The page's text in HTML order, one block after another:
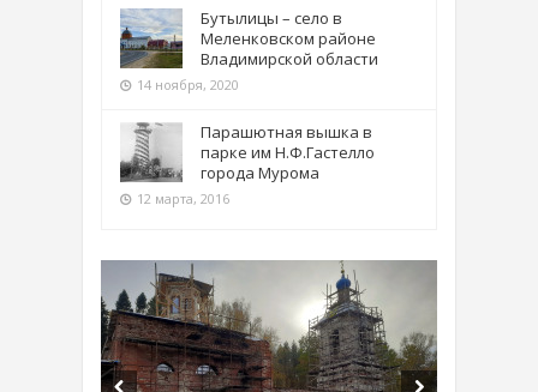
Бутылицы – село в
Меленковском районе
Владимирской области
14 ноября, 2020
Парашютная вышка в
парке им Н.Ф.Гастелло
города Мурома
12 марта, 2016